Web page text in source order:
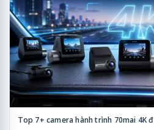
Top 7+ camera hành trình 70mai 4K